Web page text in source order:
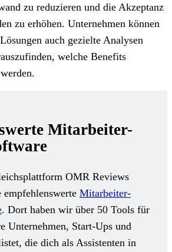
zu reduzieren und die Akzeptanz
zu erhöhen. Unternehmen können
auch gezielte Analysen
welche Benefits
Mitarbeiter-
OMR Reviews
Mitarbeiter-
. Dort haben wir über 50 Tools für
Unternehmen, Start-Ups und
die dich als Assistenten in